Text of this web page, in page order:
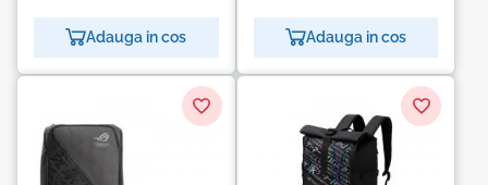
Adauga in cos Adauga in cos